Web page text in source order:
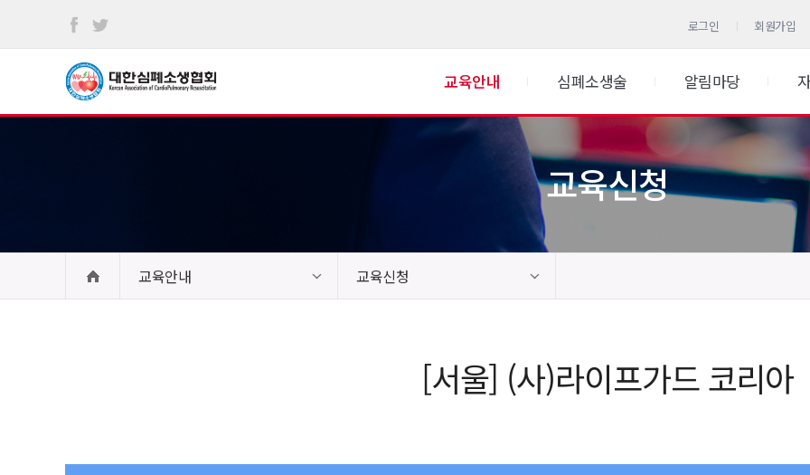
로그인 회원가입
교육안내 심폐소생술 알림마당
교육신청
교육안내 교육신청
[서울] (사)라이프가드 코리아